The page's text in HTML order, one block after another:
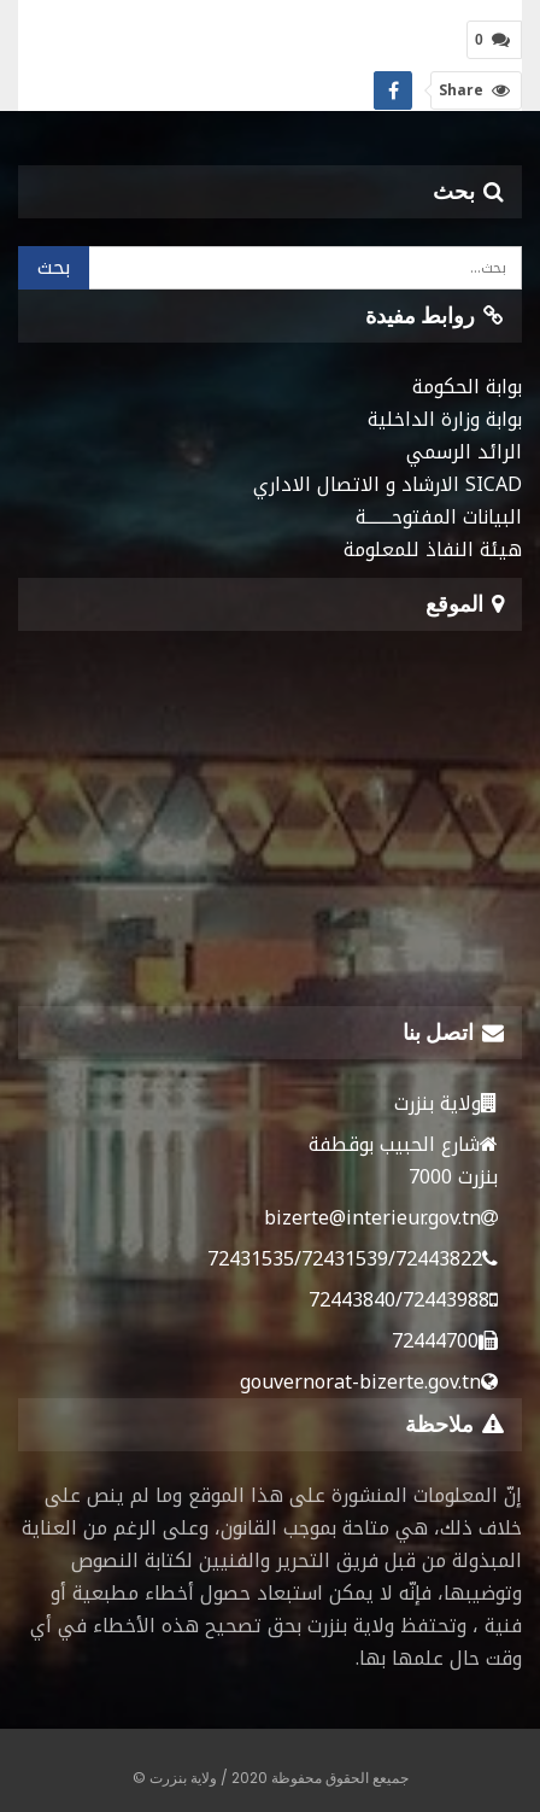
0
Share
بحث
روابط مفيدة
بوابة الحكومة
بوابة وزارة الداخلية
الرائد الرسمي
SICAD الارشاد و الاتصال الاداري
البيانات المفتوحـــــــة
هيئة النفاذ للمعلومة
الموقع
اتصل بنا
ولاية بنزرت
شارع الحبيب بوقطفة
بنزرت 7000
bizerte@interieur.gov.tn
72431535/72431539/72443822
72443840/72443988
72444700
gouvernorat-bizerte.gov.tn
ملاحظة
إنّ المعلومات المنشورة على هذا الموقع وما لم ينص على
خلاف ذلك، هي متاحة بموجب القانون، وعلى الرغم من العناية
المبذولة من قبل فريق التحرير والفنيين لكتابة النصوص
وتوضيبها، فإنّه لا يمكن استبعاد حصول أخطاء مطبعية أو
فنية ، وتحتفظ ولاية بنزرت بحق تصحيح هذه الأخطاء في أي
وقت حال علمها بها.
جميعع الحقوق محفوظة 2020 / ولاية بنزرت ©